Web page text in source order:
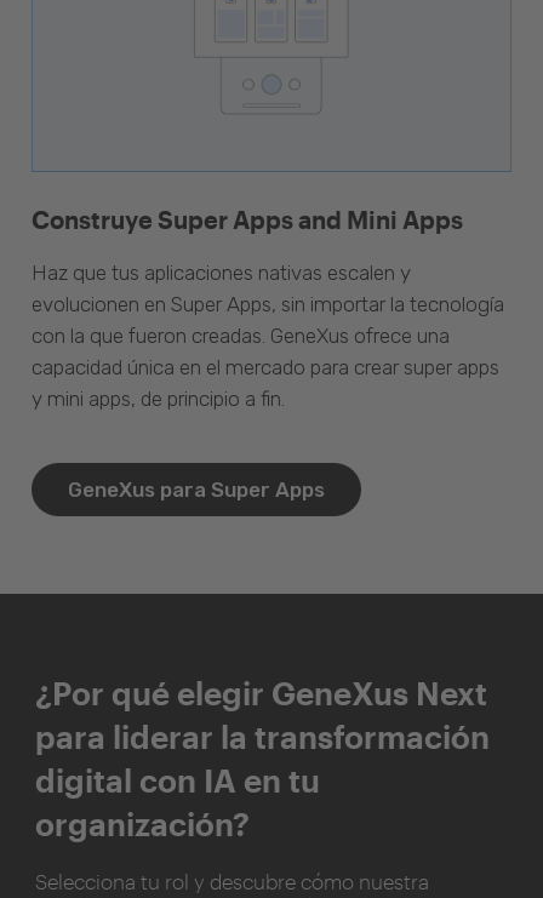
Construye Super Apps and Mini Apps
Haz que tus aplicaciones nativas escalen y
evolucionen en Super Apps, sin importar la tecnología
con la que fueron creadas. GeneXus ofrece una
capacidad única en el mercado para crear super apps
y mini apps, de principio a fin.
GeneXus para Super Apps
¿Por qué elegir GeneXus Next
para liderar la transformación
digital con IA en tu
organización?
Selecciona tu rol y descubre cómo nuestra